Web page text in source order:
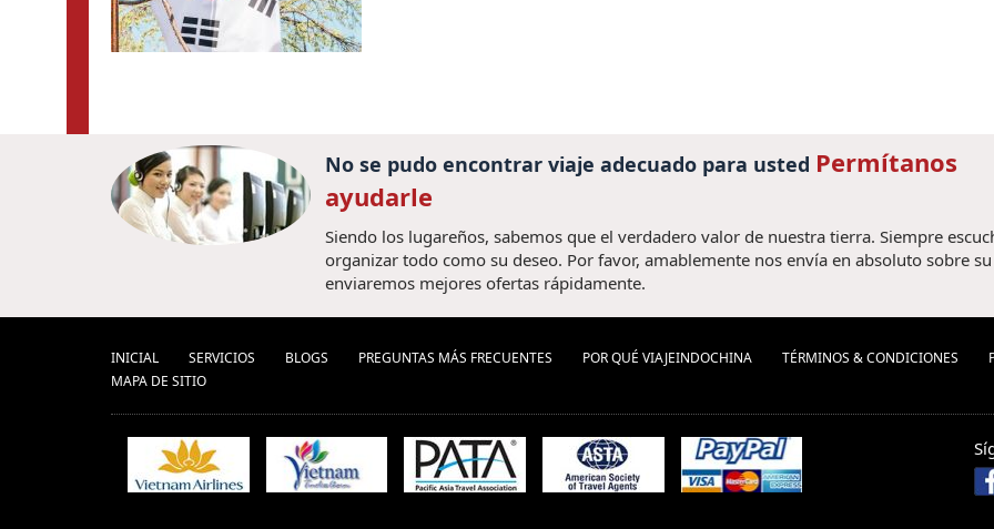
No se pudo encontrar viaje adecuado para usted Permítanos
ayudarle
Siendo los lugareños, sabemos que el verdadero valor de nuestra tierra. Siempre
organizar todo como su deseo. Por favor, amablemente nos envía en absoluto sobre
enviaremos mejores ofertas rápidamente.
INICIAL SERVICIOS BLOGS PREGUNTAS MÁS FRECUENTES POR QUÉ VIAJEINDOCHINA TÉRMINOS & CONDICIONES
MAPA DE SITIO